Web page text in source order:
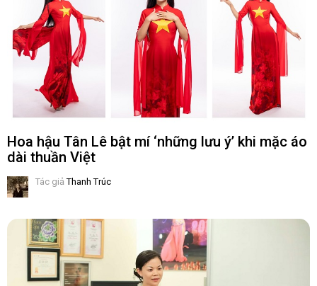
Hoa hậu Tân Lê bật mí ‘những lưu ý’ khi mặc áo
dài thuần Việt
Tác giả Thanh Trúc